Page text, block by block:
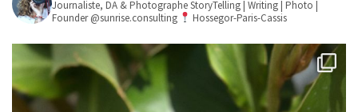
Journaliste, DA & PhotographeStoryTelling | Writing | Photo |
Founder @sunrise.consulting
Hossegor-Paris-Cassis